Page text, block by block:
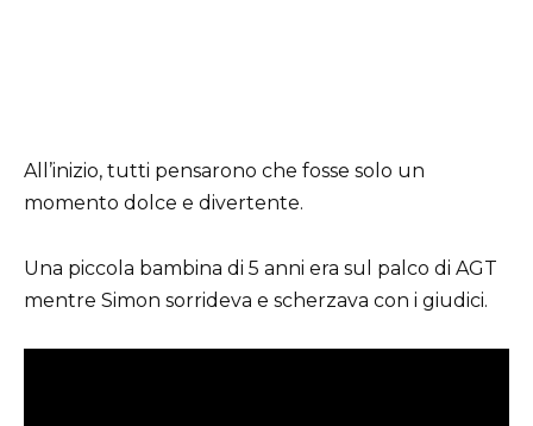
All’inizio, tutti pensarono che fosse solo un
momento dolce e divertente.
Una piccola bambina di 5 anni era sul palco di AGT
mentre Simon sorrideva e scherzava con i giudici.